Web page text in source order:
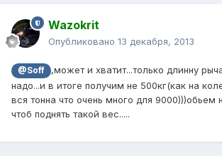
Wazokrit
Опубликовано 13 декабря, 2013
@Soff
,может и хватит...только длинну
надо...и в итоге получим не 500кг(как на
вся тонна что очень много для 9000)))обьем
чтоб поднять такой вес.....